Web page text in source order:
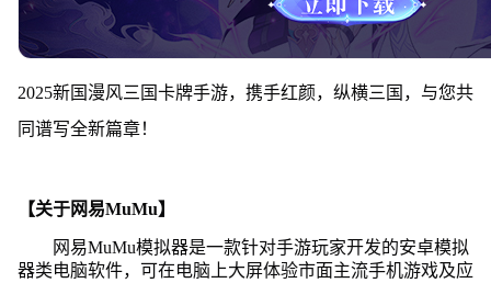
2025新国漫风三国卡牌手游，携手红颜，纵横三国，与您共
同谱写全新篇章！
【关于网易MuMu】
网易MuMu模拟器是一款针对手游玩家开发的安卓模拟
器类电脑软件，可在电脑上大屏体验市面主流手机游戏及应